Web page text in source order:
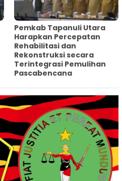
‎Pemkab Tapanuli Utara
Harapkan Percepatan
Rehabilitasi dan
Rekonstruksi secara
Terintegrasi Pemulihan
Pascabencana